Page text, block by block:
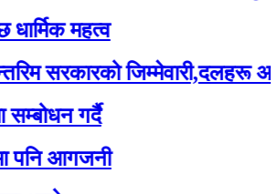
महत्व
जिम्मेवारी,दलहरू
गर्दै
आगजनी